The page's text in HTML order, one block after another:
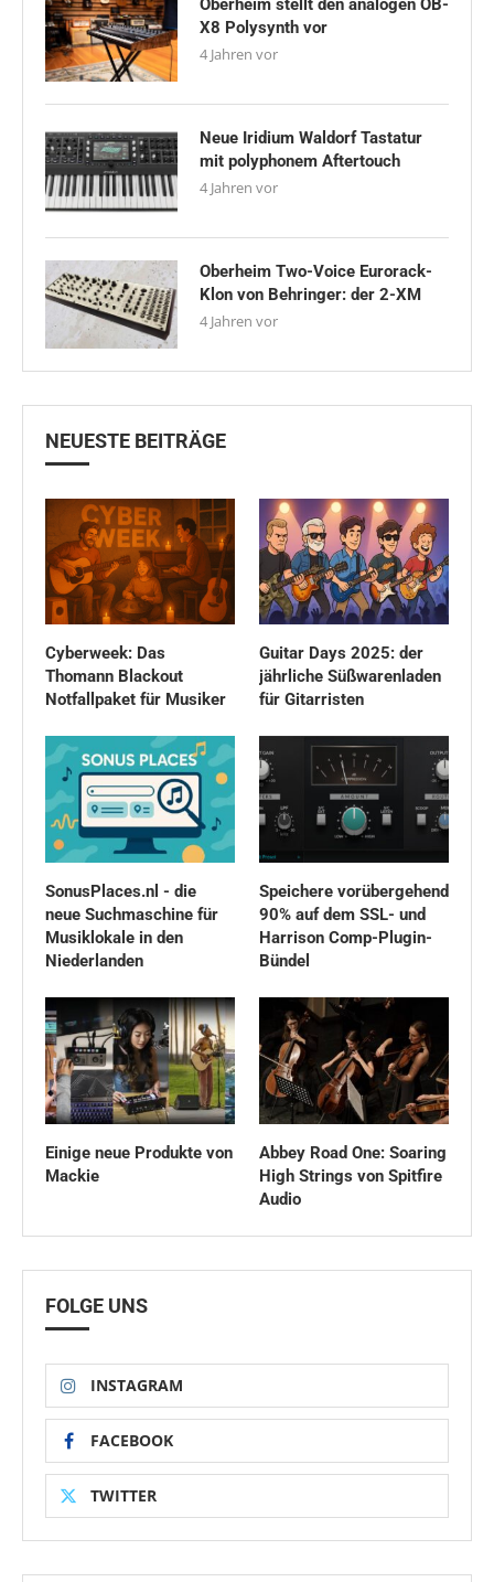
X8 Polysynth vor
4 Jahren vor
Neue Iridium Waldorf Tastatur
mit polyphonem Aftertouch
4 Jahren vor
Oberheim Two-Voice Eurorack-
Klon von Behringer: der 2-XM
4 Jahren vor
NEUESTE BEITRÄGE
Cyberweek: Das
Thomann Blackout
Notfallpaket für Musiker
Guitar Days 2025: der
jährliche Süßwarenladen
für Gitarristen
SonusPlaces.nl - die
neue Suchmaschine für
Musiklokale in den
Niederlanden
Speichere vorübergehend
90% auf dem SSL- und
Harrison Comp-Plugin-
Bündel
Einige neue Produkte von
Mackie
Abbey Road One: Soaring
High Strings von Spitfire
Audio
FOLGE UNS
INSTAGRAM
FACEBOOK
TWITTER